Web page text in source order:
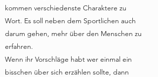
kommen verschiedenste Charaktere zu
Wort. Es soll neben dem Sportlichen auch
darum gehen, mehr über den Menschen zu
erfahren.
Wenn ihr Vorschläge habt wer einmal ein
bisschen über sich erzählen sollte, dann